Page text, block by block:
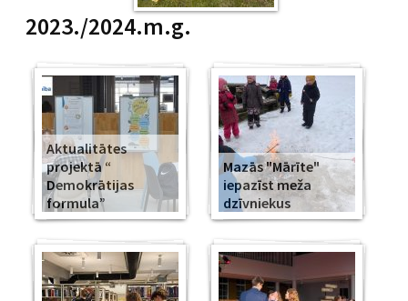
2023./2024.m.g.
Aktualitātes
projektā “
Demokrātijas
formula”
Mazās "Mārīte"
iepazīst meža
dzīvniekus